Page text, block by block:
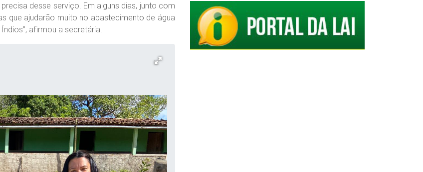
desse serviço. Em alguns dias, junto com
que ajudarão muito no abastecimento de água
afirmou a secretária.